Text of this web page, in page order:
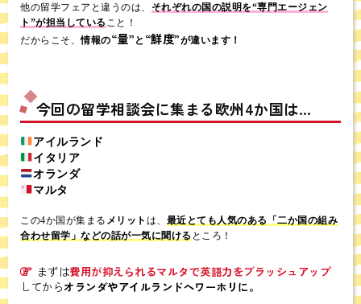
他の留学フェアと違うのは、
それぞれの国の説明を“専門エージェン
ト”が担当している こと！
だからこそ、情報の“量” と “鮮度”が違います！
今回の留学相談会に集まる欧州4か国は…
アイルランド
イタリア
オランダ
マルタ
この4か国が集まる メリット は、 最近とても人気のある「二か国の組み
合わせ留学」などの話が一気に聞ける ところ！
まずは費用が抑えられるマルタで英語力をブラッシュアップ
してからオランダやアイルランドへワーホリに。